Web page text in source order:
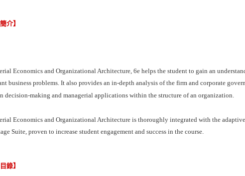
介】
Economics and Organizational Architecture, 6e helps the student to gain an
business problems. It also provides an in-depth analysis of the firm and corporate
decision-making and managerial applications within the structure of an organization.
Economics and Organizational Architecture is thoroughly integrated with the
Suite, proven to increase student engagement and success in the course.
錄】